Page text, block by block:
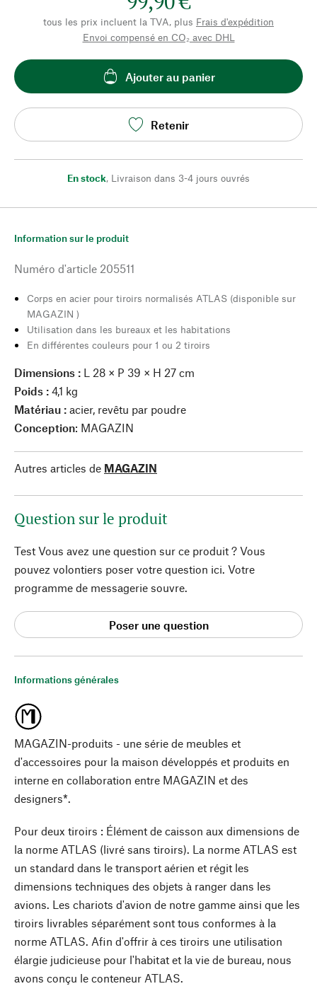
tous les prix incluent la TVA, plus Frais d'expédition
Envoi compensé en CO₂ avec DHL
Ajouter au panier
Retenir
En stock, Livraison dans 3-4 jours ouvrés
Informations générales
MAGAZIN-produits - une série de meubles et
d'accessoires pour la maison développés et produits en
interne en collaboration entre MAGAZIN et des
designers*.
Pour deux tiroirs : Élément de caisson aux dimensions de
la norme ATLAS (livré sans tiroirs). La norme ATLAS est
un standard dans le transport aérien et régit les
dimensions techniques des objets à ranger dans les
avions. Les chariots d'avion de notre gamme ainsi que les
tiroirs livrables séparément sont tous conformes à la
norme ATLAS. Afin d'offrir à ces tiroirs une utilisation
élargie judicieuse pour l'habitat et la vie de bureau, nous
avons conçu le conteneur ATLAS.
Information sur le produit
Numéro d'article 205511
Corps en acier pour tiroirs normalisés ATLAS (disponible sur
MAGAZIN )
Utilisation dans les bureaux et les habitations
En différentes couleurs pour 1 ou 2 tiroirs
Dimensions : L 28 × P 39 × H 27 cm
Poids : 4,1 kg
Matériau : acier, revêtu par poudre
Conception: MAGAZIN
Autres articles de MAGAZIN
Question sur le produit
Test Vous avez une question sur ce produit ? Vous
pouvez volontiers poser votre question ici. Votre
programme de messagerie souvre.
Poser une question